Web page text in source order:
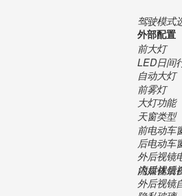
驾驶模式
外部配置
前大灯
LED日间
自动大灯
前雾灯
大灯功能
天窗类型
前电动车
后电动车
外后视镜
内后视镜
流媒体后
外后视镜